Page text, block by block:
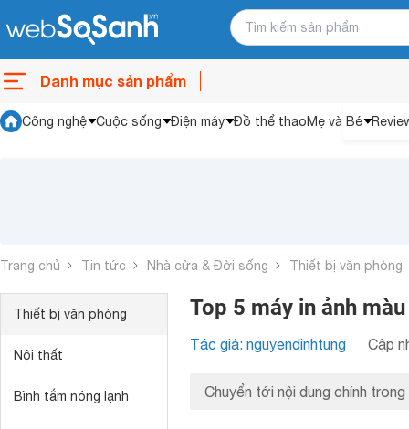
Danh mục sản phẩm
Công nghệ Cuộc sống Điện máy Đồ thể thaoMẹ và Bé
Trang chủ Tin tức Nhà cửa & Đời sống Thiết bị văn phòng
Thiết bị văn phòng
Nội thất
Bình tắm nóng lạnh
Top 5 máy in ảnh
Tác giả: nguyendinhtung Cập
Chuyển tới nội dung chính trong